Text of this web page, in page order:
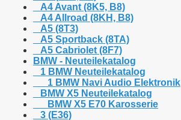
A4 Avant (8K5, B8)
A4 Allroad (8KH, B8)
A5 (8T3)
A5 Sportback (8TA)
A5 Cabriolet (8F7)
BMW - Neuteilekatalog
1 BMW Neuteilekatalog
1 BMW Navi Audio Elektronik
BMW X5 Neuteilekatalog
BMW X5 E70 Karosserie
3 (E36)